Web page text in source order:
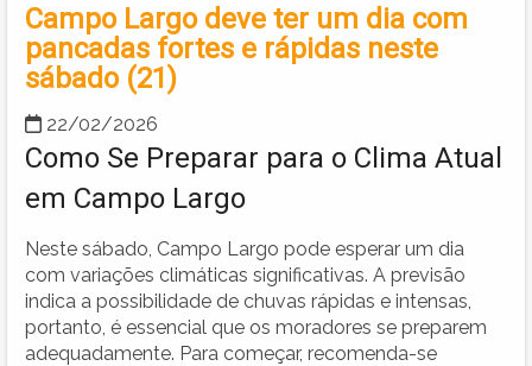
Campo Largo deve ter um dia com
pancadas fortes e rápidas neste
sábado (21)
22/02/2026
Como Se Preparar para o Clima Atual
em Campo Largo
Neste sábado, Campo Largo pode esperar um dia
com variações climáticas significativas. A previsão
indica a possibilidade de chuvas rápidas e intensas,
portanto, é essencial que os moradores se preparem
adequadamente. Para começar, recomenda-se